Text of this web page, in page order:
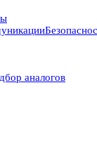
аналогов